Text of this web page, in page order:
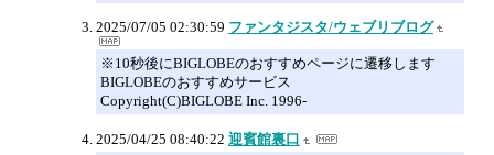
2025/07/05 02:30:59 ファンタジスタ/ウェブリブログ
※10秒後にBIGLOBEのおすすめページに遷移します
BIGLOBEのおすすめサービス
Copyright(C)BIGLOBE Inc. 1996-
2025/04/25 08:40:22 迎賓館裏口